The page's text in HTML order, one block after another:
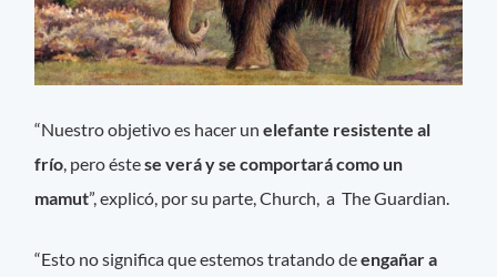
“Nuestro objetivo es hacer unelefante resistente al
frío , pero éstese verá y se comportará como un
mamut”, explicó, por su parte, Church, a The Guardian.
“Esto no significa que estemos tratando deengañar a